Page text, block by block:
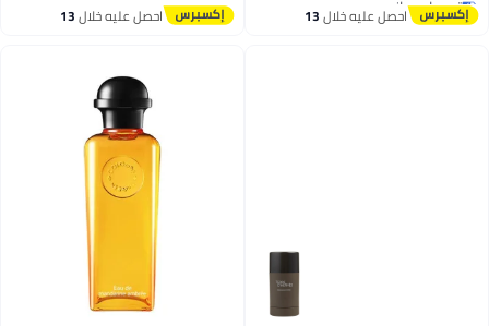
أقل سعر في 7 يوماحصل عليه خلال13 احصل عليه خلال13